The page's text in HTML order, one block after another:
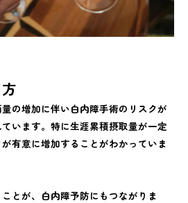
の増加に伴い白内障手術のリスクが
います。特に生涯累積摂取量が一定
有意に増加することがわかっていま
とが、白内障予防にもつながりま